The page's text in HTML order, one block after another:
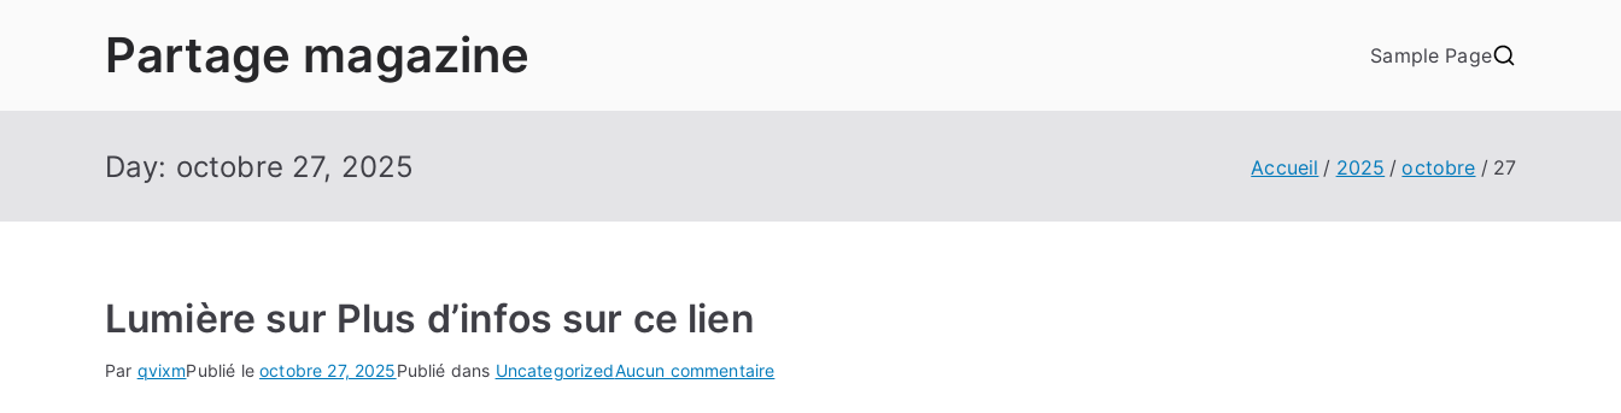
Partage magazine Sample Page
Day: octobre 27, 2025 Accueil 2025 octobre 27
Lumière sur Plus d’infos sur ce lien
Par qvixmPublié leoctobre 27, 2025Publié dans UncategorizedAucun commentairesur